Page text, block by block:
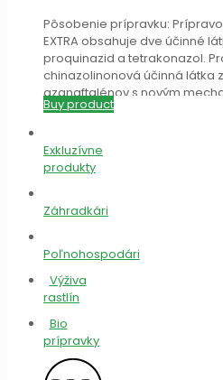
Pôsobenie prípravku:
EXTRA obsahuje dve účinné
proquinazid a tetrakonazol.
chinazolinonová účinná látka
azanaftalénov s novým
účinku (signálna transdukcia),
Buy product
Exkluzívne
produkty
Záhradkári
Poľnohospodári
Výživa
rastlín
Bio
prípravky